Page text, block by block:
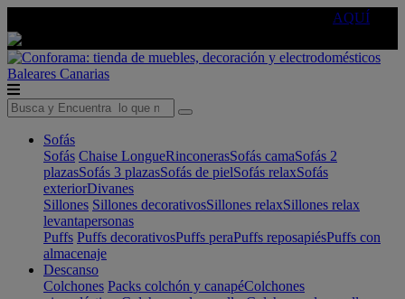
AQUÍ
Baleares Canarias
Sofás
Sofás Chaise LongueRinconerasSofás camaSofás 2
plazasSofás 3 plazasSofás de pielSofás relaxSofás
exteriorDivanes
Sillones Sillones decorativosSillones relaxSillones relax
levantapersonas
Puffs Puffs decorativosPuffs peraPuffs reposapiésPuffs con
almacenaje
Descanso
Colchones Packs colchón y canapéColchones